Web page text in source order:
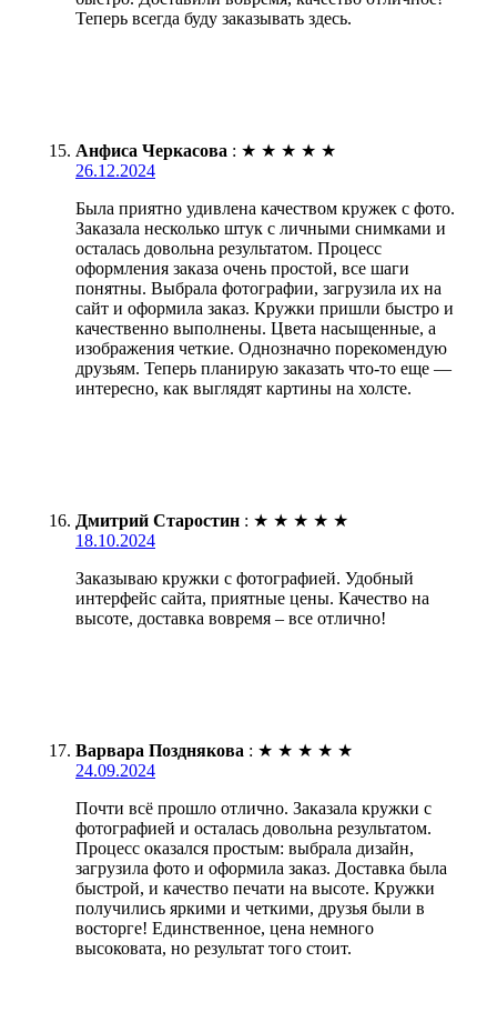
Теперь всегда буду заказывать здесь.
Анфиса Черкасова : ★ ★ ★ ★ ★
26.12.2024
Была приятно удивлена качеством кружек с фото.
Заказала несколько штук с личными снимками и
осталась довольна результатом. Процесс
оформления заказа очень простой, все шаги
понятны. Выбрала фотографии, загрузила их на
сайт и оформила заказ. Кружки пришли быстро и
качественно выполнены. Цвета насыщенные, а
изображения четкие. Однозначно порекомендую
друзьям. Теперь планирую заказать что-то еще —
интересно, как выглядят картины на холсте.
Дмитрий Старостин : ★ ★ ★ ★ ★
18.10.2024
Заказываю кружки с фотографией. Удобный
интерфейс сайта, приятные цены. Качество на
высоте, доставка вовремя – все отлично!
Варвара Позднякова : ★ ★ ★ ★ ★
24.09.2024
Почти всё прошло отлично. Заказала кружки с
фотографией и осталась довольна результатом.
Процесс оказался простым: выбрала дизайн,
загрузила фото и оформила заказ. Доставка была
быстрой, и качество печати на высоте. Кружки
получились яркими и четкими, друзья были в
восторге! Единственное, цена немного
высоковата, но результат того стоит.